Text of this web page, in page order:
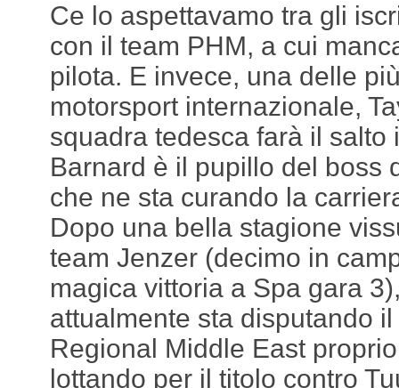
Ce lo aspettavamo tra gli
con il team PHM, a cui
pilota. E invece, una delle
motorsport internazionale,
squadra tedesca farà il salto
Barnard è il pupillo del boss
che ne sta curando la
Dopo una bella stagione
team Jenzer (decimo in
magica vittoria a Spa gara
attualmente sta disputando
Regional Middle East
lottando per il titolo contro